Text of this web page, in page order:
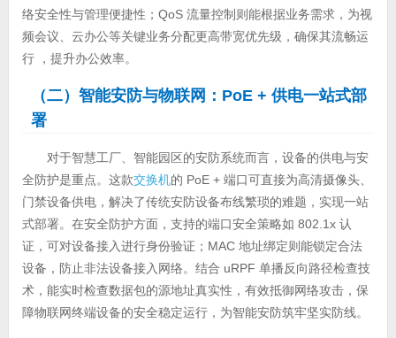
络安全性与管理便捷性；QoS 流量控制则能根据业务需求，为视
频会议、云办公等关键业务分配更高带宽优先级，确保其流畅运
行 ，提升办公效率。
（二）智能安防与物联网：PoE+ 供电一站式部
署
对于智慧工厂、智能园区的安防系统而言，设备的供电与安
全防护是重点。这款交换机的 PoE + 端口可直接为高清摄像头、
门禁设备供电，解决了传统安防设备布线繁琐的难题，实现一站
式部署。在安全防护方面，支持的端口安全策略如 802.1x 认
证，可对设备接入进行身份验证；MAC 地址绑定则能锁定合法
设备，防止非法设备接入网络。结合 uRPF 单播反向路径检查技
术，能实时检查数据包的源地址真实性，有效抵御网络攻击，保
障物联网终端设备的安全稳定运行，为智能安防筑牢坚实防线。